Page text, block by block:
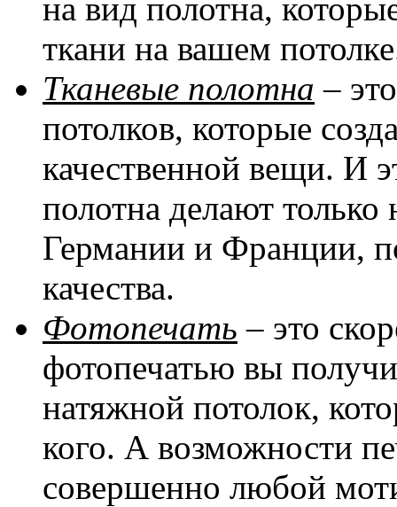
на вид полотна,
ткани на вашем
Тканевые полотна –
потолков, которые
качественной вещи. И
полотна делают
Германии и Франции,
качества.
Фотопечать – это
фотопечатью вы
натяжной потолок,
кого. А возможности
совершенно любой